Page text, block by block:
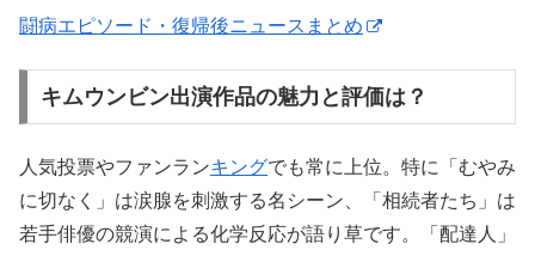
闘病エピソード・復帰後ニュースまとめ
キムウンビン出演作品の魅力と評価は？
人気投票やファンランキングでも常に上位。特に「むやみ
に切なく」は涙腺を刺激する名シーン、「相続者たち」は
若手俳優の競演による化学反応が語り草です。「配達人」